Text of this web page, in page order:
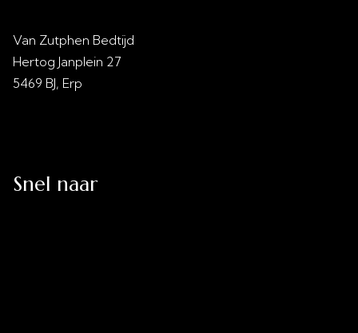
Van Zutphen Bedtijd
Hertog Janplein 27
5469 BJ, Erp
Snel naar